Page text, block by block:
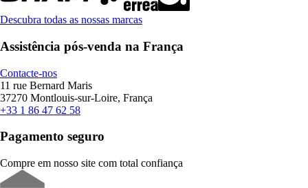
Descubra todas as nossas marcas
Assistência pós-venda na França
Contacte-nos
11 rue Bernard Maris
37270 Montlouis-sur-Loire, França
+33 1 86 47 62 58
Pagamento seguro
Compre em nosso site com total confiança